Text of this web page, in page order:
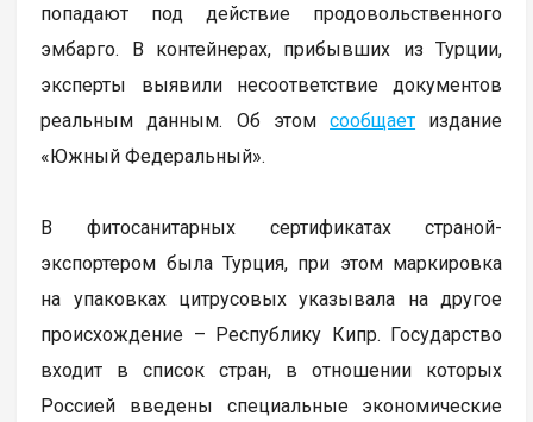
попадают под действие продовольственного
эмбарго. В контейнерах, прибывших из Турции,
эксперты выявили несоответствие документов
реальным данным. Об этомсообщает издание
«Южный Федеральный».
В фитосанитарных сертификатах страной-
экспортером была Турция, при этом маркировка
на упаковках цитрусовых указывала на другое
происхождение – Республику Кипр. Государство
входит в список стран, в отношении которых
Россией введены специальные экономические